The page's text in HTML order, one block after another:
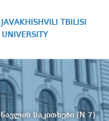
JAVAKHISHVILI TBILISI
UNIVERSITY
საკითხები (N 7)